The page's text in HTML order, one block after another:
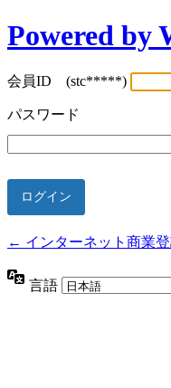
Powered by
会員ID (stc*****)
パスワード
← インターネット商業
言語